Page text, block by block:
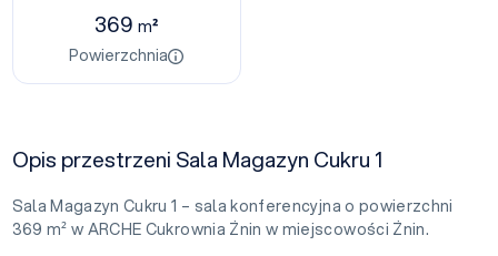
369m²
Powierzchnia
Opis przestrzeni Sala Magazyn Cukru 1
Sala Magazyn Cukru 1 – sala konferencyjna o powierzchni
369 m² w ARCHE Cukrownia Żnin w miejscowości Żnin.